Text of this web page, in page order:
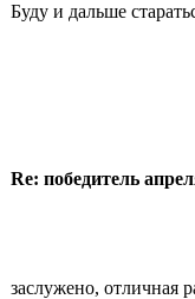
Буду и дальше
Re: победитель
заслужено, отличная